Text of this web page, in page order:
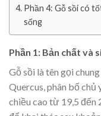
Phần 4: Gỗ sồi có
sống
Phần 1: Bản chất và
Gỗ sồi là tên gọi
Quercus, phân bố chủ
chiều cao từ 19,5